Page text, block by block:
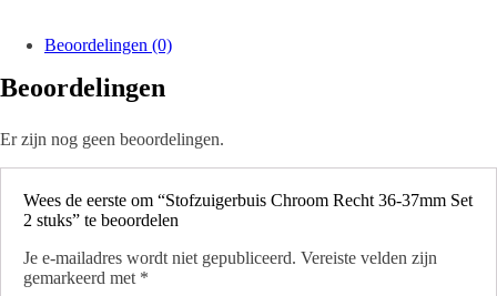
Beoordelingen (0)
Beoordelingen
Er zijn nog geen beoordelingen.
Wees de eerste om “Stofzuigerbuis Chroom Recht 36-37mm Set
2 stuks” te beoordelen
Je e-mailadres wordt niet gepubliceerd. Vereiste velden zijn
gemarkeerd met *